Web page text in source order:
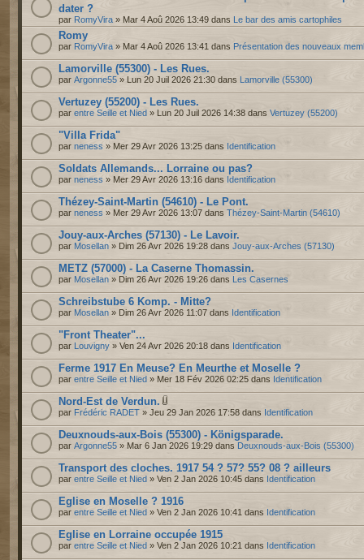
dater ?
par RomyVira » Mar 4 Aoû 2026 13:49 dans Le bar des amis cartophiles
Romy
par RomyVira » Mar 4 Aoû 2026 13:41 dans Présentation des nouveaux
Lamorville (55300) - Les Rues.
par Argonne55 » Lun 20 Juil 2026 21:30 dans Lamorville (55300)
Vertuzey (55200) - Les Rues.
par entre Seille et Nied » Lun 20 Juil 2026 14:38 dans Vertuzey (55200)
"Villa Frida"
par neness » Mer 29 Avr 2026 13:25 dans Identification
Soldats Allemands... Lorraine ou pas?
par neness » Mer 29 Avr 2026 13:16 dans Identification
Thézey-Saint-Martin (54610) - Le Pont.
par neness » Mer 29 Avr 2026 13:07 dans Thézey-Saint-Martin (54610)
Jouy-aux-Arches (57130) - Le Lavoir.
par Mosellan » Dim 26 Avr 2026 19:28 dans Jouy-aux-Arches (57130)
METZ (57000) - La Caserne Thomassin.
par Mosellan » Dim 26 Avr 2026 19:26 dans Les Casernes
Schreibstube 6 Komp. - Mitte?
par Mosellan » Dim 26 Avr 2026 11:07 dans Identification
"Front Theater"...
par Louvigny » Ven 24 Avr 2026 20:18 dans Identification
Ferme 1917 En Meuse? En Meurthe et Moselle ?
par entre Seille et Nied » Mer 18 Fév 2026 02:25 dans Identification
Nord-Est de Verdun.
par Frédéric RADET » Jeu 29 Jan 2026 17:58 dans Identification
Deuxnouds-aux-Bois (55300) - Königsparade.
par Argonne55 » Mar 6 Jan 2026 19:29 dans Deuxnouds-aux-Bois (55300)
Transport des cloches. 1917 54 ? 57? 55? 08 ? ailleurs
par entre Seille et Nied » Ven 2 Jan 2026 10:45 dans Identification
Eglise en Moselle ? 1916
par entre Seille et Nied » Ven 2 Jan 2026 10:41 dans Identification
Eglise en Lorraine occupée 1915
par entre Seille et Nied » Ven 2 Jan 2026 10:21 dans Identification